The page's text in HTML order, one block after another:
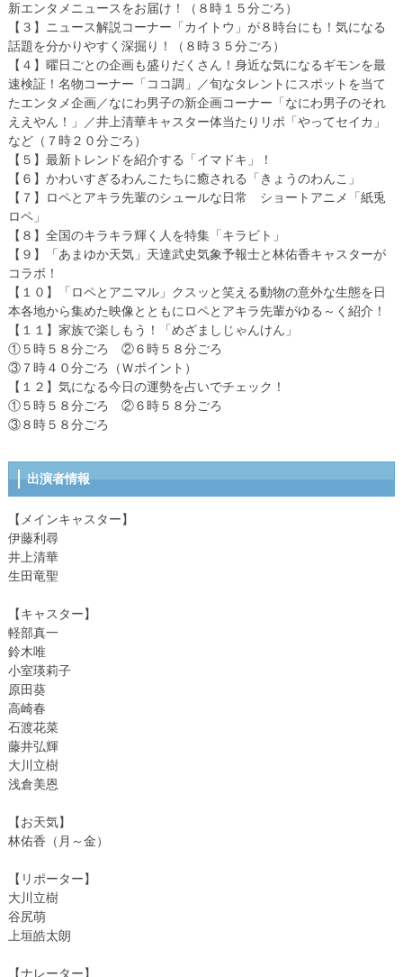
新エンタメニュースをお届け！（８時１５分ごろ）
【３】ニュース解説コーナー「カイトウ」が８時台にも！気になる
話題を分かりやすく深掘り！（８時３５分ごろ）
【４】曜日ごとの企画も盛りだくさん！身近な気になるギモンを最
速検証！名物コーナー「ココ調」／旬なタレントにスポットを当て
たエンタメ企画／なにわ男子の新企画コーナー「なにわ男子のそれ
ええやん！」／井上清華キャスター体当たりリポ「やってセイカ」
など（７時２０分ごろ）
【５】最新トレンドを紹介する「イマドキ」！
【６】かわいすぎるわんこたちに癒される「きょうのわんこ」
【７】ロペとアキラ先輩のシュールな日常 ショートアニメ「紙兎
ロペ」
【８】全国のキラキラ輝く人を特集「キラビト」
【９】「あまゆか天気」天達武史気象予報士と林佑香キャスターが
コラボ！
【１０】「ロペとアニマル」クスッと笑える動物の意外な生態を日
本各地から集めた映像とともにロペとアキラ先輩がゆる～く紹介！
【１１】家族で楽しもう！「めざましじゃんけん」
①５時５８分ごろ ②６時５８分ごろ
③７時４０分ごろ（Ｗポイント）
【１２】気になる今日の運勢を占いでチェック！
①５時５８分ごろ ②６時５８分ごろ
③８時５８分ごろ
出演者情報
【メインキャスター】
伊藤利尋
井上清華
生田竜聖
【キャスター】
軽部真一
鈴木唯
小室瑛莉子
原田葵
高崎春
石渡花菜
藤井弘輝
大川立樹
浅倉美恩
【お天気】
林佑香（月～金）
【リポーター】
大川立樹
谷尻萌
上垣皓太朗
【ナレーター】